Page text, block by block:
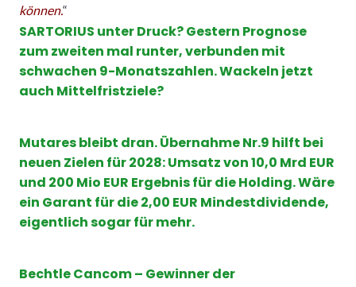
können.“
SARTORIUS unter Druck? Gestern Prognose
zum zweiten mal runter, verbunden mit
schwachen 9-Monatszahlen. Wackeln jetzt
auch Mittelfristziele?
Mutares bleibt dran. Übernahme Nr.9 hilft bei
neuen Zielen für 2028: Umsatz von 10,0 Mrd EUR
und 200 Mio EUR Ergebnis für die Holding. Wäre
ein Garant für die 2,00 EUR Mindestdividende,
eigentlich sogar für mehr.
Bechtle Cancom – Gewinner der